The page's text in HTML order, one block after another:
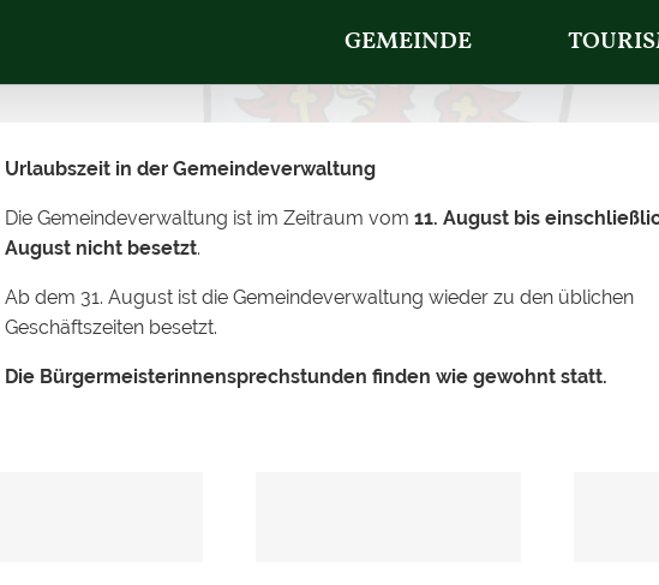
GEMEINDE
08.03.2026 von 08.00 Uhr
Urlaubszeit in der Gemeindeverwaltung
Die Gemeindeverwaltung ist im Zeitraum vom 11. August bis
August nicht besetzt.
Ab dem 31. August ist die Gemeindeverwaltung wieder zu den üblichen
Geschäftszeiten besetzt.
Die Bürgermeisterinnensprechstunden finden wie gewohnt statt.